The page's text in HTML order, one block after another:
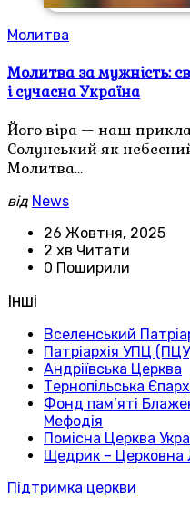
Молитва
Молитва за мужність:
і сучасна Україна
Його віра — наш
Солунський як
Молитва…
від News
26 Жовтня, 2025
2 хв Читати
0 Поширили
Інші
Вселенський
Патріархія УПЦ
Андріївська Церква
Тернопільська
Фонд пам’яті
Мефодія
Помісна Церква
Щедрик – Церковна
Підтримка церкви